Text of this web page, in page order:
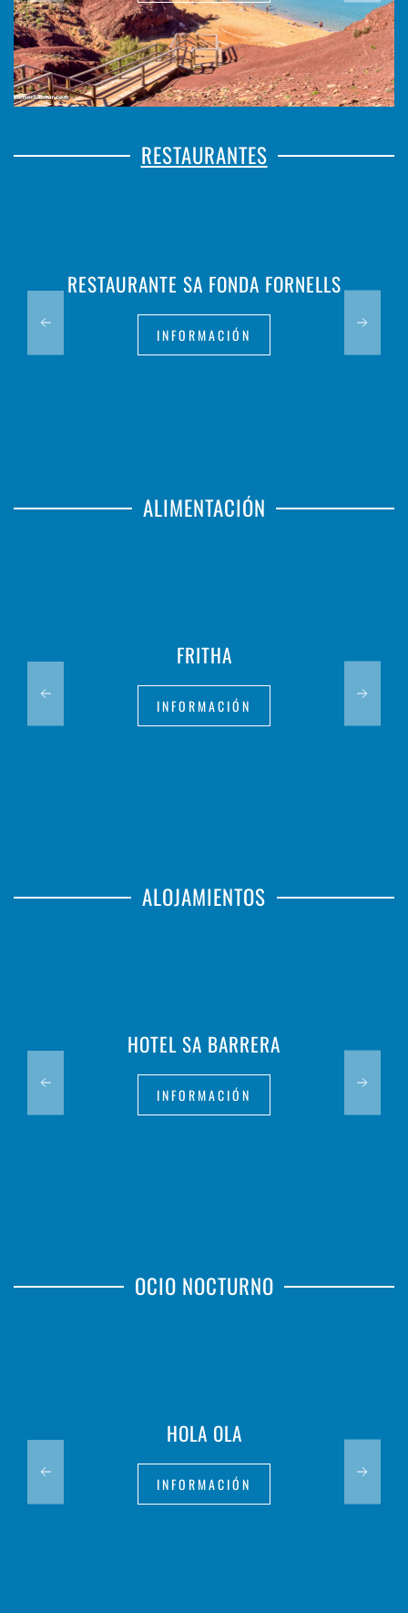
RESTAURANTES
RESTAURANTE SA FONDA FORNELLS
INFORMACIÓN
ALIMENTACIÓN
FRITHA
INFORMACIÓN
ALOJAMIENTOS
HOTEL SA BARRERA
INFORMACIÓN
OCIO NOCTURNO
HOLA OLA
INFORMACIÓN